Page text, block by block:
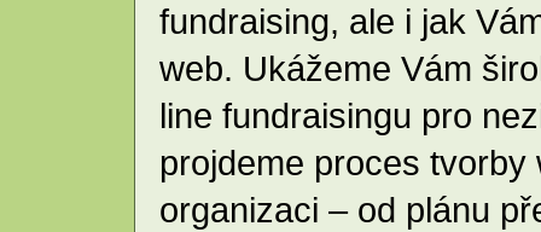
fundraising, ale i jak
web. Ukážeme Vám
line fundraisingu pro
projdeme proces
organizaci – od plánu